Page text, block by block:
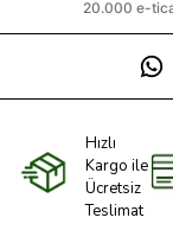
Hızlı
Kargo ile
Ücretsiz
Teslimat